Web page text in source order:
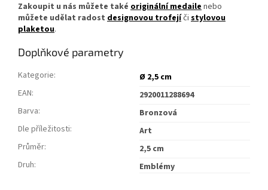
Zakoupit u nás můžete také originální medailenebo
můžete udělat radost designovou trofejíči stylovou
plaketou.
Doplňkové parametry
Kategorie:
Ø 2,5 cm
EAN:
2920011288694
Barva:
Bronzová
Dle příležitosti:
Art
Průměr:
2,5 cm
Druh: Emblémy